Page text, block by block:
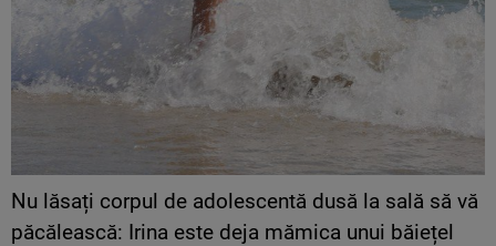
Nu lăsați corpul de adolescentă dusă la sală să vă
păcălească: Irina este deja mămica unui băiețel